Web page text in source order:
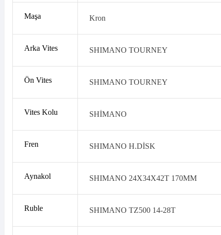
Maşa Kron
Arka Vites SHIMANO TOURNEY
Ön Vites SHIMANO TOURNEY
Vites Kolu SHİMANO
Fren SHIMANO H.DİSK
Aynakol SHIMANO 24X34X42T 170MM
Ruble SHIMANO TZ500 14-28T